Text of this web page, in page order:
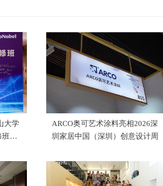
大学
成
ARCO奥可艺术涂料亮相2026深
圳家居中国（深圳）创意设计周